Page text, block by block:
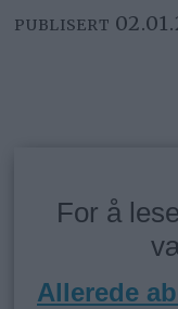
PUBLISERT
For å
Allerede